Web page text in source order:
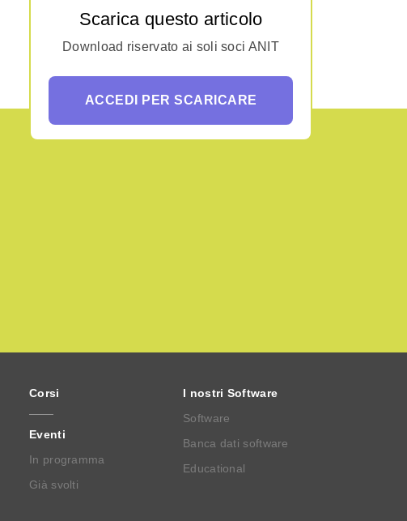
Scarica questo articolo
Download riservato ai soli soci ANIT
ACCEDI PER SCARICARE
Corsi
Eventi
In programma
Già svolti
I nostri Software
Software
Banca dati software
Educational